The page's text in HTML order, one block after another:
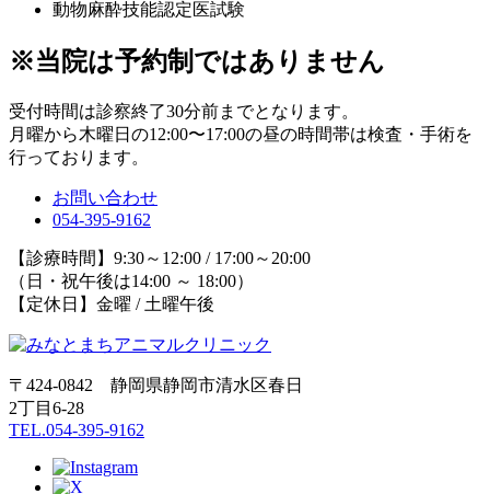
動物麻酔技能認定医試験
※当院は予約制ではありません
受付時間は診察終了30分前までとなります。
月曜から木曜日の12:00〜17:00の昼の時間帯は検査・手術を
行っております。
お問い合わせ
054-395-9162
【診療時間】9:30～12:00 / 17:00～20:00
（日・祝午後は14:00 ～ 18:00）
【定休日】金曜 / 土曜午後
〒424-0842 静岡県静岡市清水区春日
2丁目6-28
TEL.054-395-9162